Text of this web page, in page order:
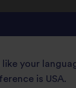
like your
is USA.